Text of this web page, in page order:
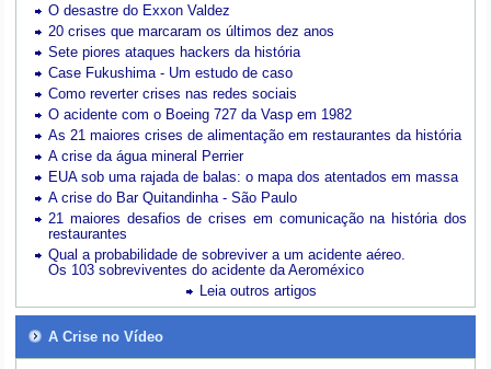
O desastre do Exxon Valdez
20 crises que marcaram os últimos dez anos
Sete piores ataques hackers da história
Case Fukushima - Um estudo de caso
Como reverter crises nas redes sociais
O acidente com o Boeing 727 da Vasp em 1982
As 21 maiores crises de alimentação em restaurantes da história
A crise da água mineral Perrier
EUA sob uma rajada de balas: o mapa dos atentados em massa
A crise do Bar Quitandinha - São Paulo
21 maiores desafios de crises em comunicação na história dos
restaurantes
Qual a probabilidade de sobreviver a um acidente aéreo.
Os 103 sobreviventes do acidente da Aeroméxico
Leia outros artigos
A Crise no Vídeo